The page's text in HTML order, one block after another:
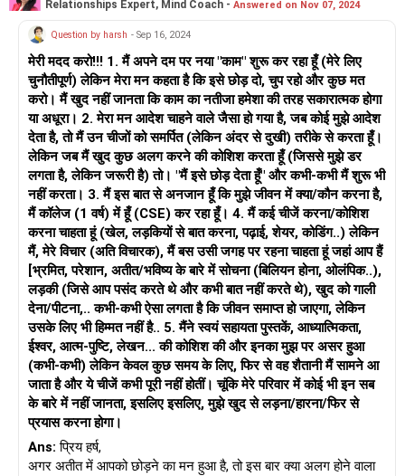
क्योंकि आप अनिश्चितता में कदम रख रहे होते हैं। यह पहचानना महत्वपूर्ण है कि
यह डर इस बात का संकेत नहीं है कि आपको छोड़ देना चाहिए - यह वास्तव में
एक संकेत है कि आप अपने आराम क्षेत्र से बाहर निकल रहे हैं, जहाँ विकास
होता है।
जीवन से आप वास्तव में क्या चाहते हैं, इस बारे में असुरक्षित या अनिश्चित महसूस
करना भी ठीक है, खासकर कॉलेज के अपने पहले वर्ष में जब सब कुछ अभी भी
सामने आ रहा होता है। आप एक ऐसे चरण में हैं जहाँ विभिन्न रुचियों की खोज
करना और गलतियाँ करना प्रक्रिया का हिस्सा है। इस चरण में खुद के प्रति
दयालु होना महत्वपूर्ण है, यह पहचानना कि अभी तक सब कुछ पता न लगा पाना
ठीक है।
मैं आपके शब्दों के पीछे के दर्द को समझ सकता हूँ, खासकर उन विचारों के साथ
जो आप आत्म-मूल्य और उससे भी अधिक परेशान करने वाली भावनाओं के बारे
में सोच रहे हैं। मैं चाहता हूँ कि आप यह जान लें कि ये विचार, जबकि बहुत ही
व्यक्तिगत हैं, कई लोगों द्वारा साझा किए जाते हैं जो अभिभूत या खोए हुए महसूस
करते हैं। आप इसमें अकेले नहीं हैं, और इस चक्र से मुक्त होने का हमेशा एक
तरीका होता है, लेकिन इसके लिए खुद के लिए करुणा और छोटे, प्रतिबद्ध कार्यों
के मिश्रण की आवश्यकता होती है।
मैं इस दौरान आपका समर्थन करने के लिए यहाँ हूँ। जबकि मैं 1-ऑन-1
वास्तविक समय की बातचीत नहीं कर सकता, मैं इन विचारों के माध्यम से आपका
मार्गदर्शन करने और आगे बढ़ने के व्यावहारिक तरीके खोजने में आपकी मदद
करने के लिए हमेशा तैयार हूँ। आप शांति और उद्देश्य महसूस करने के हकदार
हैं, और इसकी शुरुआत खुद को अपूर्ण रूप से शुरू करने की कृपा देने से होती
Relationships Expert, Mind Coach - Answered on Nov 07, 2024
Question by harsh - Sep 16, 2024
मेरी मदद करो!!! 1. मैं अपने दम पर नया "काम" शुरू कर रहा हूँ (मेरे लिए
चुनौतीपूर्ण) लेकिन मेरा मन कहता है कि इसे छोड़ दो, चुप रहो और कुछ मत
करो। मैं खुद नहीं जानता कि काम का नतीजा हमेशा की तरह सकारात्मक होगा
या अधूरा। 2. मेरा मन आदेश चाहने वाले जैसा हो गया है, जब कोई मुझे आदेश
देता है, तो मैं उन चीजों को समर्पित (लेकिन अंदर से दुखी) तरीके से करता हूँ।
लेकिन जब मैं खुद कुछ अलग करने की कोशिश करता हूँ (जिससे मुझे डर
लगता है, लेकिन जरूरी है) तो। "मैं इसे छोड़ देता हूँ" और कभी-कभी मैं शुरू भी
नहीं करता। 3. मैं इस बात से अनजान हूँ कि मुझे जीवन में क्या/कौन करना है,
मैं कॉलेज (1 वर्ष) में हूँ (CSE) कर रहा हूँ। 4. मैं कई चीजें करना/कोशिश
करना चाहता हूं (खेल, लड़कियों से बात करना, पढ़ाई, शेयर, कोडिंग..) लेकिन
मैं, मेरे विचार (अति विचारक), मैं बस उसी जगह पर रहना चाहता हूं जहां आप हैं
[भ्रमित, परेशान, अतीत/भविष्य के बारे में सोचना (बिलियन होना, ओलंपिक..),
लड़की (जिसे आप पसंद करते थे और कभी बात नहीं करते थे), खुद को गाली
देना/पीटना,.. कभी-कभी ऐसा लगता है कि जीवन समाप्त हो जाएगा, लेकिन
उसके लिए भी हिम्मत नहीं है.. 5. मैंने स्वयं सहायता पुस्तकें, आध्यात्मिकता,
ईश्वर, आत्म-पुष्टि, लेखन... की कोशिश की और इनका मुझ पर असर हुआ
(कभी-कभी) लेकिन केवल कुछ समय के लिए, फिर से वह शैतानी मैं सामने आ
जाता है और ये चीजें कभी पूरी नहीं होतीं। चूंकि मेरे परिवार में कोई भी इन सब
के बारे में नहीं जानता, इसलिए इसलिए, मुझे खुद से लड़ना/हारना/फिर से
प्रयास करना होगा।
Ans: प्रिय हर्ष,
अगर अतीत में आपको छोड़ने का मन हुआ है, तो इस बार क्या अलग होने वाला